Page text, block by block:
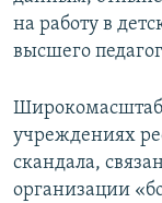
на работу в
высшего
учреждениях
скандала,
организации